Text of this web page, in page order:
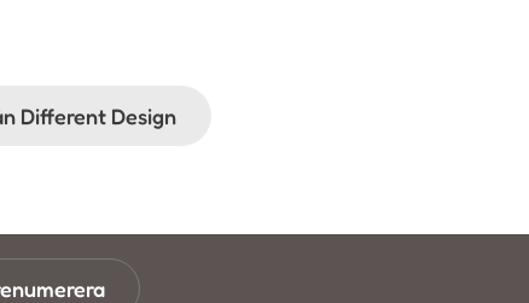
Different Design